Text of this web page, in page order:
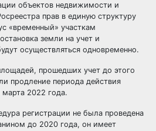
объектов недвижимости и
прав в единую структуру
«временный» участкам
земли на учет и
осуществляться одновременно.
прошедших учет до этого
продление периода действия
марта 2022 года.
регистрации не была проведена
до 2020 года, он имеет